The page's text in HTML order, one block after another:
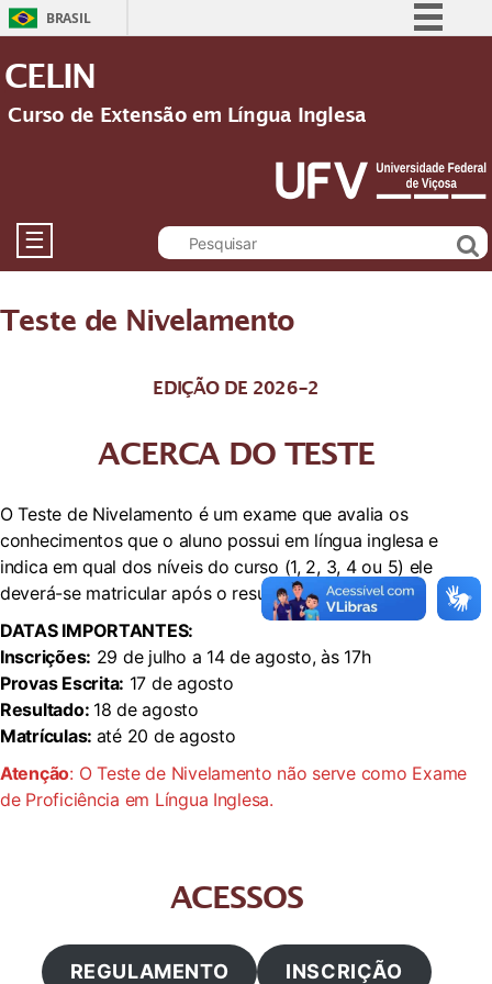
BRASIL
Participe
Acesso à informação
Legislação
Canais
CELIN
Curso de Extensão em Língua Inglesa
☰
Teste de Nivelamento
EDIÇÃO DE 2026-2
ACERCA DO TESTE
O Teste de Nivelamento é um exame que avalia os
conhecimentos que o aluno possui em língua inglesa e
indica em qual dos níveis do curso (1, 2, 3, 4 ou 5) ele
deverá-se matricular após o resultado do teste.
DATAS IMPORTANTES:
Inscrições: 29 de julho a 14 de agosto, às 17h
ProvasEscrita: 17 de agosto
Resultado: 18 de agosto
Matrículas: até 20 de agosto
Atenção: O Teste de Nivelamento não serve como Exame
de Proficiência em Língua Inglesa.
ACESSOS
REGULAMENTO INSCRIÇÃO